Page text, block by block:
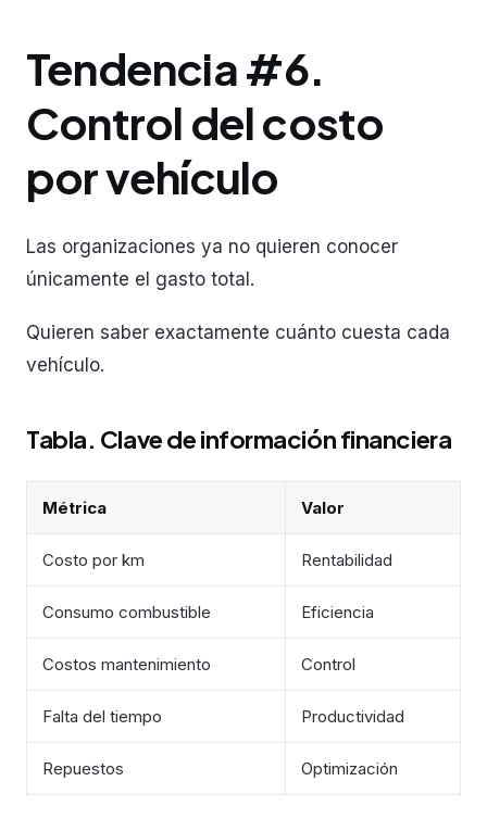
Tendencia #6.
Control del costo
por vehículo
Las organizaciones ya no quieren conocer
únicamente el gasto total.
Quieren saber exactamente cuánto cuesta cada
vehículo.
Tabla. Clave de información financiera
Métrica Valor
Costo por km Rentabilidad
Consumo combustible Eficiencia
Costos mantenimiento Control
Falta del tiempo Productividad
Repuestos Optimización